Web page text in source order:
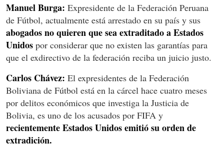
Manuel Burga: Expresidente de la Federación Peruana
de Fútbol, actualmente está arrestado en su país y sus
abogados no quieren que sea extraditado a Estados
Unidos por considerar que no existen las garantías para
que el exdirectivo de la federación reciba un juicio justo.
Carlos Chávez: El expresidentes de la Federación
Boliviana de Fútbol está en la cárcel hace cuatro meses
por delitos económicos que investiga la Justicia de
Bolivia, es uno de los acusados por FIFA y
recientemente Estados Unidos emitió su orden de
extradición.